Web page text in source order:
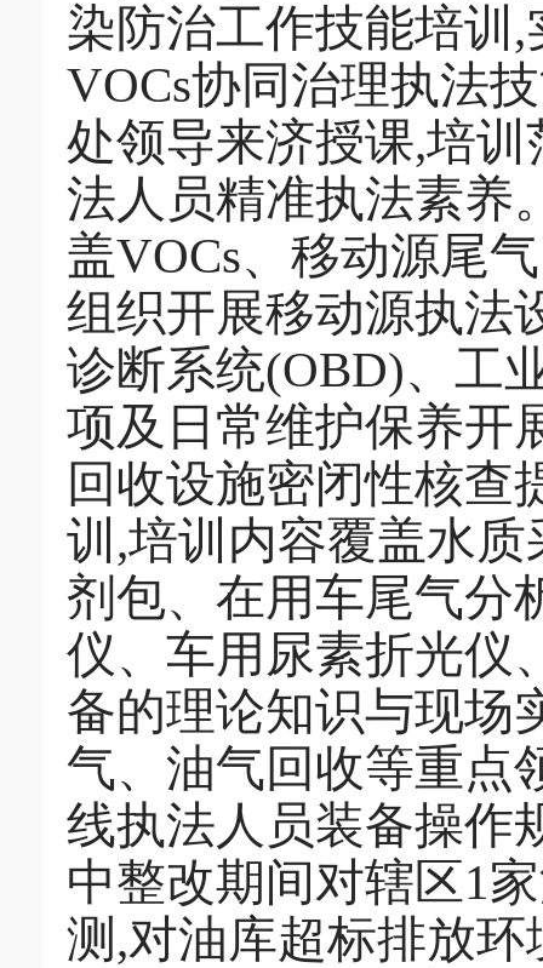
染防治工作技能培训
VOCs协同治理执法
处领导来济授课,培
法人员精准执法素养
盖VOCs、移动源尾
组织开展移动源执法
诊断系统(OBD)、工
项及日常维护保养开
回收设施密闭性核查
训,培训内容覆盖水
剂包、在用车尾气分
仪、车用尿素折光仪
备的理论知识与现场
气、油气回收等重点
线执法人员装备操作
中整改期间对辖区1
测,对油库超标排放